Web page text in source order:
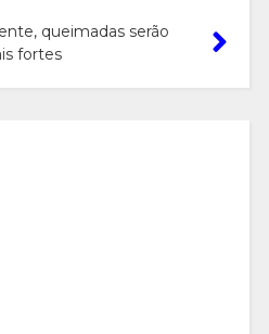
queimadas serão
fortes